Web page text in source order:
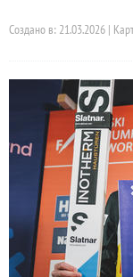
Создано в: 21.03.2026 |